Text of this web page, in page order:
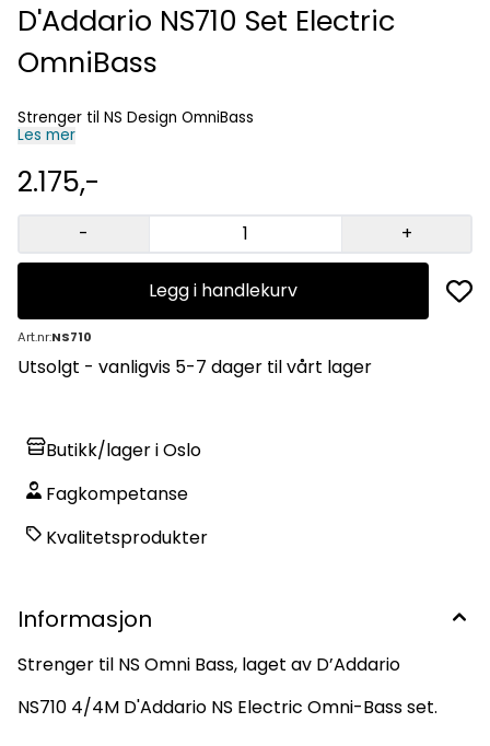
D'Addario NS710 Set Electric
OmniBass
Strenger til NS Design OmniBass
Les mer
2.175,-
- +
Legg i handlekurv
Art.nr:NS710
Utsolgt - vanligvis 5-7 dager til vårt lager
Butikk/lager i Oslo
Fagkompetanse
Kvalitetsprodukter
Informasjon
Strenger til NS Omni Bass, laget av D’Addario
NS710 4/4M D'Addario NS Electric Omni-Bass set.